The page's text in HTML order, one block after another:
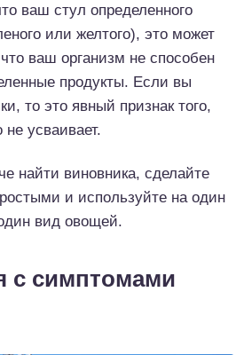
ваш стул определенного
или желтого), это может
ваш организм не способен
продукты. Если вы
то это явный признак того,
усваивает.
найти виновника, сделайте
и используйте на один
вид овощей.
с симптомами